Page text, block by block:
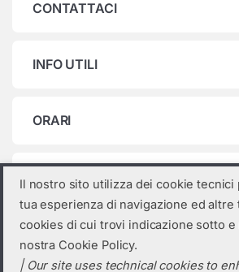
CONTATTACI
INFO UTILI
ORARI
Categorie prodotto
Seleziona una categoria
Il nostro sito utilizza dei cookie tecnici
tua esperienza di navigazione ed altre
cookies di cui trovi indicazione sotto
nostra Cookie Policy.
| Our site uses technical cookies to